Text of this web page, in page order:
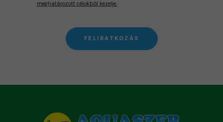
meghatározott célokból kezelje.
FELIRATKOZÁS